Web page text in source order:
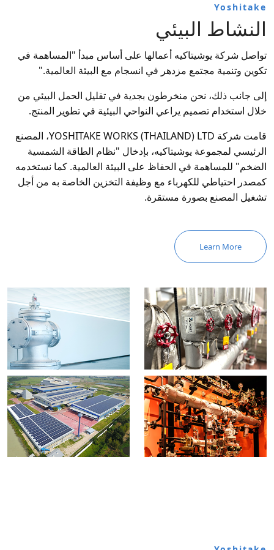
Yoshitake
النشاط البيئي
تواصل شركة يوشيتاكيه أعمالها على أساس مبدأ "المساهمة في
تكوين وتنمية مجتمع مزدهر في انسجام مع البيئة العالمية."
إلى جانب ذلك، نحن منخرطون بجدية في تقليل الحمل البيئي من
خلال استخدام تصميم يراعي النواحي البيئية في تطوير المنتج.
قامت شركة YOSHITAKE WORKS (THAILAND) LTD، المصنع
الرئيسي لمجموعة يوشيتاكيه، بإدخال "نظام الطاقة الشمسية
الضخم" للمساهمة في الحفاظ على البيئة العالمية. كما نستخدمه
كمصدر احتياطي للكهرباء مع وظيفة التخزين الخاصة به من أجل
تشغيل المصنع بصورة مستقرة.
Learn More